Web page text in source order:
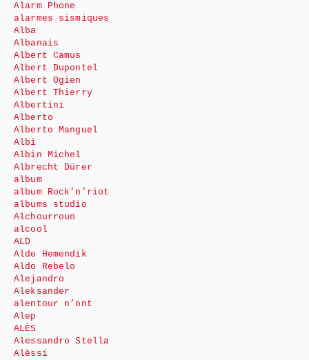
Alarm Phone
alarmes sismiques
Alba
Albanais
Albert Camus
Albert Dupontel
Albert Ogien
Albert Thierry
Albertini
Alberto
Alberto Manguel
Albi
Albin Michel
Albrecht Dürer
album
album Rock’n’riot
albums studio
Alchourroun
alcool
ALD
Alde Hemendik
Aldo Rebelo
Alejandro
Aleksander
alentour n’ont
Alep
ALÈS
Alessandro Stella
Alèssi